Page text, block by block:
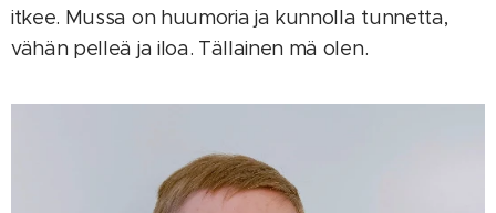
itkee. Mussa on huumoria ja kunnolla tunnetta,
vähän pelleä ja iloa. Tällainen mä olen.